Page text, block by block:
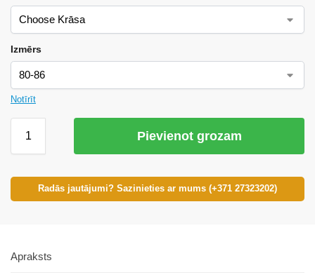
Izmērs
Notīrīt
Pievienot grozam
Radās jautājumi? Sazinieties ar mums (+371 27323202)
Apraksts